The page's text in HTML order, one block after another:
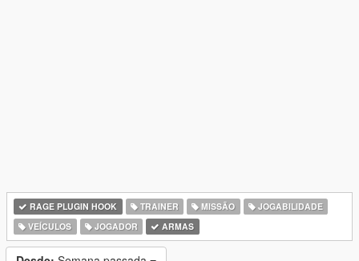
RAGE PLUGIN HOOK TRAINER MISSÃO
JOGABILIDADE
VEÍCULOS
JOGADOR ARMAS